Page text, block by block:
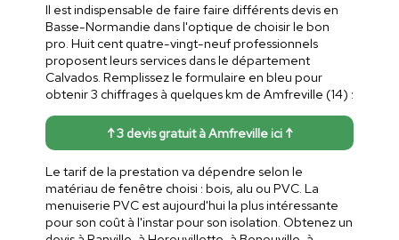
Il est indispensable de faire faire différents devis en
Basse-Normandie dans l'optique de choisir le bon
pro. Huit cent quatre-vingt-neuf professionnels
proposent leurs services dans le département
Calvados. Remplissez le formulaire en bleu pour
obtenir 3 chiffrages à quelques km de Amfreville (14) :
↑ 3 devis gratuit à Amfreville ici ↑
Le tarif de la prestation va dépendre selon le
matériau de fenêtre choisi : bois, alu ou PVC. La
menuiserie PVC est aujourd'hui la plus intéressante
pour son coût à l'instar pour son isolation. Obtenez un